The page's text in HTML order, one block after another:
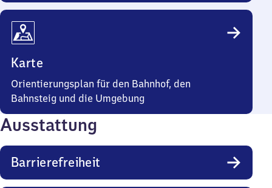
Karte
Orientierungsplan für den Bahnhof, den
Bahnsteig und die Umgebung
Ausstattung
Barrierefreiheit